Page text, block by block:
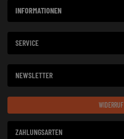
INFORMATIONEN
SERVICE
NEWSLETTER
WIDERRUF
ZAHLUNGSARTEN